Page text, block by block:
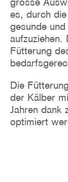
es, durch
gesunde
aufzuziehen.
Fütterung
Die
der Kälber
Jahren dank
optimiert